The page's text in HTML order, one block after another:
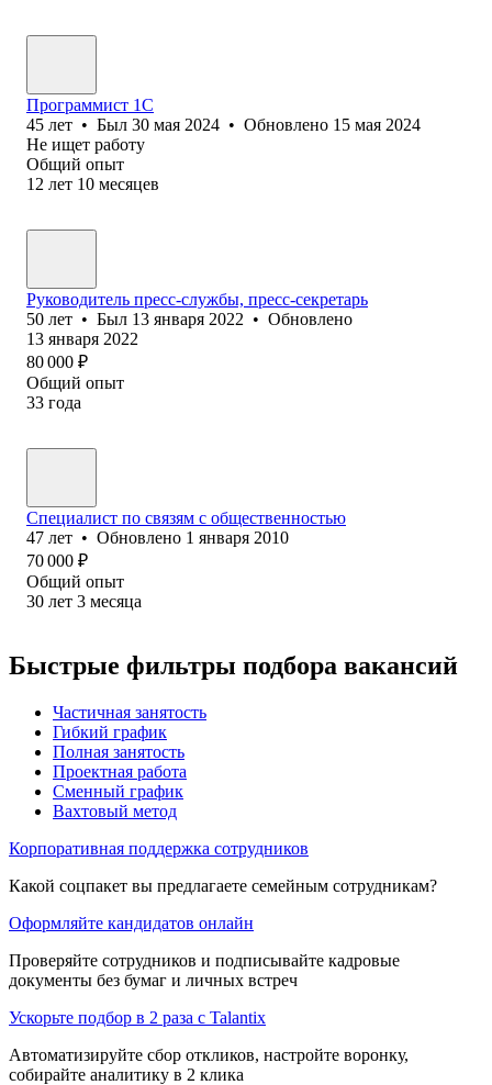
Программист 1С
45 лет • Был 30 мая 2024 • Обновлено 15 мая 2024
Не ищет работу
Общий опыт
12 лет 10 месяцев
Руководитель пресс-службы, пресс-секретарь
50 лет • Был 13 января 2022 • Обновлено
13 января 2022
80 000 ₽
Общий опыт
33 года
Специалист по связям с общественностью
47 лет • Обновлено 1 января 2010
70 000 ₽
Общий опыт
30 лет 3 месяца
Быстрые фильтры подбора вакансий
Частичная занятость
Гибкий график
Полная занятость
Проектная работа
Сменный график
Вахтовый метод
Корпоративная поддержка сотрудников
Какой соцпакет вы предлагаете семейным сотрудникам?
Оформляйте кандидатов онлайн
Проверяйте сотрудников и подписывайте кадровые
документы без бумаг и личных встреч
Ускорьте подбор в 2 раза с Talantix
Автоматизируйте сбор откликов, настройте воронку,
собирайте аналитику в 2 клика